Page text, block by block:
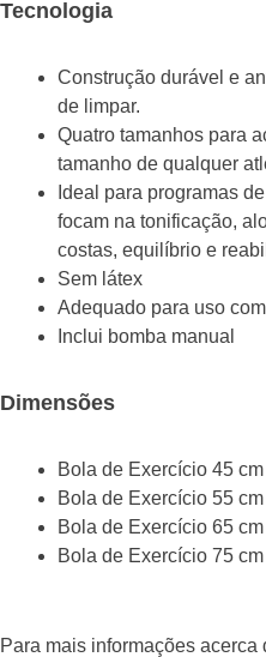
Tecnologia
Construção durável e
de limpar.
Quatro tamanhos para
tamanho de qualquer
Ideal para programas
focam na tonificação,
costas, equilíbrio e
Sem látex
Adequado para uso
Inclui bomba manual
Dimensões
Bola de Exercício 45
Bola de Exercício 55
Bola de Exercício 65
Bola de Exercício 75 cm
Para mais informações